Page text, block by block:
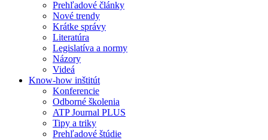
Prehľadové články
Nové trendy
Krátke správy
Literatúra
Legislatíva a normy
Názory
Videá
Know-how inštitút
Konferencie
Odborné školenia
ATP Journal PLUS
Tipy a triky
Prehľadové štúdie